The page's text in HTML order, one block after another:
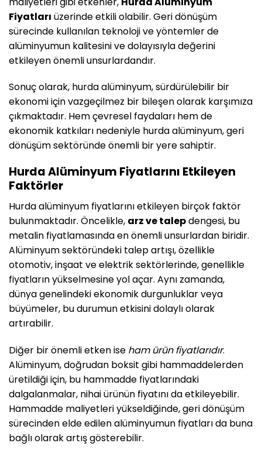
Fiyatları üzerinde etkili olabilir. Geri dönüşüm
sürecinde kullanılan teknoloji ve yöntemler de
alüminyumun kalitesini ve dolayısıyla değerini
etkileyen önemli unsurlardandır.
Sonuç olarak, hurda alüminyum, sürdürülebilir bir
ekonomi için vazgeçilmez bir bileşen olarak karşımıza
çıkmaktadır. Hem çevresel faydaları hem de
ekonomik katkıları nedeniyle hurda alüminyum, geri
dönüşüm sektöründe önemli bir yere sahiptir.
Hurda Alüminyum Fiyatlarını Etkileyen
Faktörler
Hurda alüminyum fiyatlarını etkileyen birçok faktör
bulunmaktadır. Öncelikle, arz ve talepdengesi, bu
metalin fiyatlamasında en önemli unsurlardan biridir.
Alüminyum sektöründeki talep artışı, özellikle
otomotiv, inşaat ve elektrik sektörlerinde, genellikle
fiyatların yükselmesine yol açar. Aynı zamanda,
dünya genelindeki ekonomik durgunluklar veya
büyümeler, bu durumun etkisini dolaylı olarak
artırabilir.
Diğer bir önemli etken ise ham ürün fiyatlarıdır.
Alüminyum, doğrudan boksit gibi hammaddelerden
üretildiği için, bu hammadde fiyatlarındaki
dalgalanmalar, nihai ürünün fiyatını da etkileyebilir.
Hammadde maliyetleri yükseldiğinde, geri dönüşüm
sürecinden elde edilen alüminyumun fiyatları da buna
bağlı olarak artış gösterebilir.